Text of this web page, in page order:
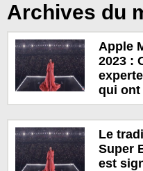
Archives du
Apple
2023 :
qui ont
Le
Super
est